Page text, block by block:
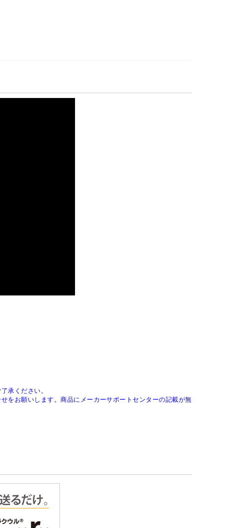
承ください。
をお願いします。商品にメーカーサポートセンターの記載が無